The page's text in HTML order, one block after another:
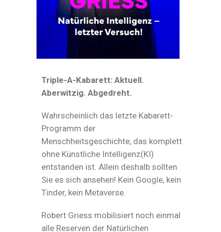
Triple-A-Kabarett: Aktuell.
Aberwitzig. Abgedreht.
Wahrscheinlich das letzte Kabarett-
Programm der
Menschheitsgeschichte, das komplett
ohne Künstliche Intelligenz(KI)
entstanden ist. Allein deshalb sollten
Sie es sich ansehen! Kein Google, kein
Tinder, kein Metaverse.
Robert Griess mobilisiert noch einmal
alle Reserven der Natürlichen